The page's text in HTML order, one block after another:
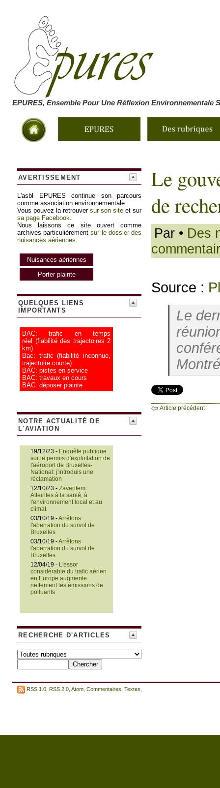
EPURES, Ensemble Pour Une Réflexion Environnementale
AVERTISSEMENT
L'asbl EPURES continue son parcours
comme association environnementale.
Vous pouvez la retrouver sur son site et sur
sa page Facebook.
Nous laissons ce site ouvert comme
archives particulièrementsur le dossier des
nuisances aériennes.
Nuisances aériennes
Porter plainte
QUELQUES LIENS
IMPORTANTS
BAC: trafic en temps
réel (fiabilité des trajectoires 2
km)
Bac: trafic (fiabilité inconnue,
trajectoire courte)
BAC: pistes en service
BAC: travaux en cours
BAC: déposer plainte
NOTRE ACTUALITÉ DE
L'AVIATION
19/12/23 - Enquête publique
sur le permis d'exploitation de
l'aéroport de Bruxelles-
National: j'introduis une
réclamation
12/10/23 - Zaventem:
Atteintes à la santé, à
l'environnement local et au
climat
03/10/19 -Arrêtons
l'aberration du survol de
Bruxelles
03/10/19 -Arrêtons
l'aberration du survol de
Bruxelles
12/04/19 - L'essor
considérable du trafic aérien
en Europe augmente
nettement les émissions de
polluants
RECHERCHE D'ARTICLES
Le
de
Par • Des
Source :
Le
Article précédent
RSS 1.0 RSS 2.0 Atom Commentaires Textes